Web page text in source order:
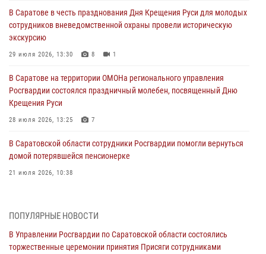
В Саратове в честь празднования Дня Крещения Руси для молодых
сотрудников вневедомственной охраны провели историческую
экскурсию
29 июля 2026, 13:30 8 1
В Саратове на территории ОМОНа регионального управления
Росгвардии состоялся праздничный молебен, посвященный Дню
Крещения Руси
28 июля 2026, 13:25 7
В Саратовской области сотрудники Росгвардии помогли вернуться
домой потерявшейся пенсионерке
21 июля 2026, 10:38
вневедомственной охраны и вручения ключей от новых
автомобилей для подразделений лицензионно-разрешительной
работы и государственного контроля.
ПОПУЛЯРНЫЕ НОВОСТИ
В Управлении Росгвардии по Саратовской области состоялись
торжественные церемонии принятия Присяги сотрудниками